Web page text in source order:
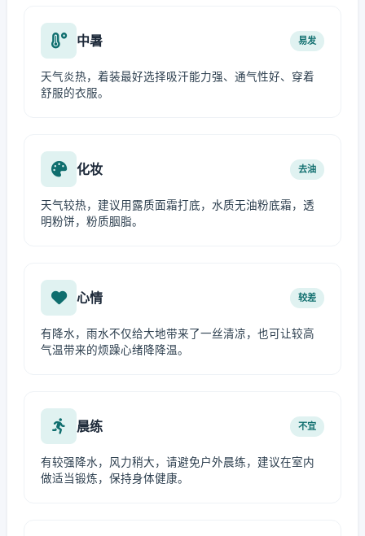
中暑 易发
天气炎热，着装最好选择吸汗能力强、通气性好、穿着
舒服的衣服。
化妆 去油
天气较热，建议用露质面霜打底，水质无油粉底霜，透
明粉饼，粉质胭脂。
心情 较差
有降水，雨水不仅给大地带来了一丝清凉，也可让较高
气温带来的烦躁心绪降降温。
晨练 不宜
有较强降水，风力稍大，请避免户外晨练，建议在室内
做适当锻炼，保持身体健康。